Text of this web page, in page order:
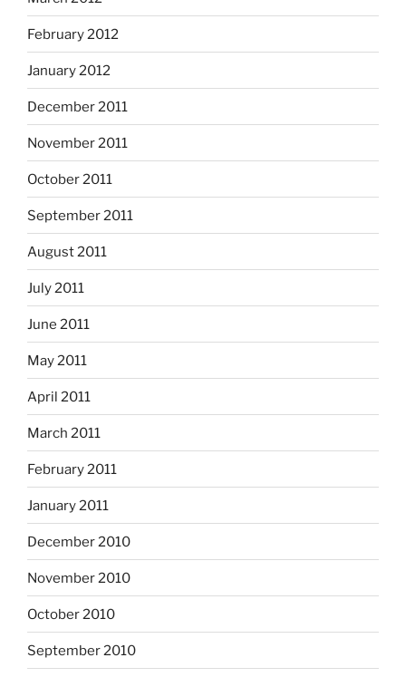
February 2012
January 2012
December 2011
November 2011
October 2011
September 2011
August 2011
July 2011
June 2011
May 2011
April 2011
March 2011
February 2011
January 2011
December 2010
November 2010
October 2010
September 2010